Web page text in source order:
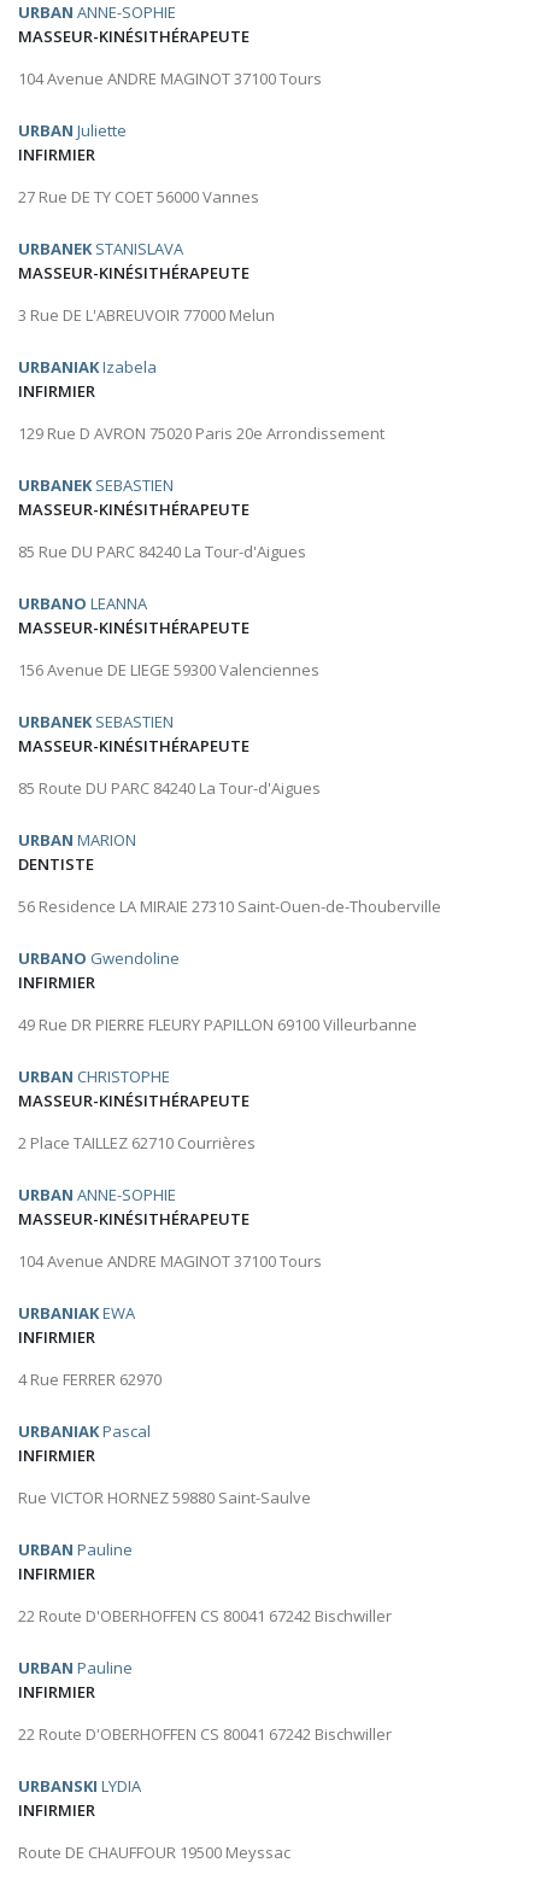
URBAN ANNE-SOPHIE
MASSEUR-KINÉSITHÉRAPEUTE
104 Avenue ANDRE MAGINOT 37100 Tours
URBAN Juliette
INFIRMIER
27 Rue DE TY COET 56000 Vannes
URBANEKSTANISLAVA
MASSEUR-KINÉSITHÉRAPEUTE
3 Rue DE L'ABREUVOIR 77000 Melun
URBANIAKIzabela
INFIRMIER
129 Rue D AVRON 75020 Paris 20e Arrondissement
URBANEKSEBASTIEN
MASSEUR-KINÉSITHÉRAPEUTE
85 Rue DU PARC 84240 La Tour-d'Aigues
URBANO LEANNA
MASSEUR-KINÉSITHÉRAPEUTE
156 Avenue DE LIEGE 59300 Valenciennes
URBANEKSEBASTIEN
MASSEUR-KINÉSITHÉRAPEUTE
85 Route DU PARC 84240 La Tour-d'Aigues
URBAN MARION
DENTISTE
56 Residence LA MIRAIE 27310 Saint-Ouen-de-Thouberville
URBANO Gwendoline
INFIRMIER
49 Rue DR PIERRE FLEURY PAPILLON 69100 Villeurbanne
URBAN CHRISTOPHE
MASSEUR-KINÉSITHÉRAPEUTE
2 Place TAILLEZ 62710 Courrières
URBAN ANNE-SOPHIE
MASSEUR-KINÉSITHÉRAPEUTE
104 Avenue ANDRE MAGINOT 37100 Tours
URBANIAKEWA
INFIRMIER
4 Rue FERRER 62970
URBANIAKPascal
INFIRMIER
Rue VICTOR HORNEZ 59880 Saint-Saulve
URBAN Pauline
INFIRMIER
22 Route D'OBERHOFFEN CS 80041 67242 Bischwiller
URBAN Pauline
INFIRMIER
22 Route D'OBERHOFFEN CS 80041 67242 Bischwiller
URBANSKI LYDIA
INFIRMIER
Route DE CHAUFFOUR 19500 Meyssac